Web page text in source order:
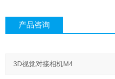
产品咨询